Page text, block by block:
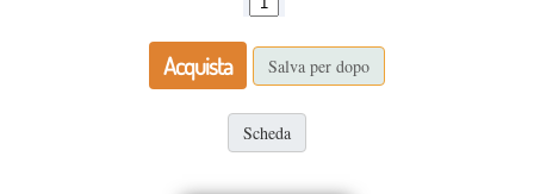
Acquista Salva per dopo
Scheda